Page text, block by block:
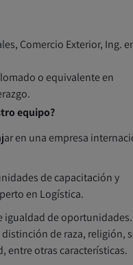
Comercio Exterior, Ing.
o equivalente en
equipo?
en una empresa
de capacitación y
en Logística.
igualdad de oportunidades.
de raza, religión,
entre otras características.